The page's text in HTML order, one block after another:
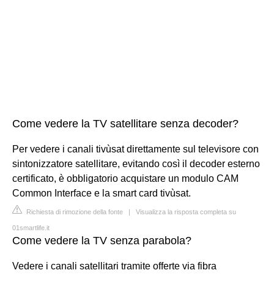
Come vedere la TV satellitare senza decoder?
Per vedere i canali tivùsat direttamente sul televisore con
sintonizzatore satellitare, evitando così il decoder esterno
certificato, è obbligatorio acquistare un modulo CAM
Common Interface e la smart card tivùsat.
Richiesta di rimozione della fonte | Visualizza la risposta completa su
01smartlife.it
Come vedere la TV senza parabola?
Vedere i canali satellitari tramite offerte via fibra